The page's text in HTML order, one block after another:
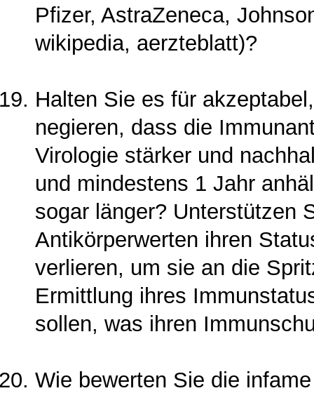
Pfizer, AstraZeneca,
wikipedia, aerzteblatt)?
Halten Sie es für
negieren, dass die
Virologie stärker und
und mindestens 1 Jahr
sogar länger? Unterstützen
Antikörperwerten ihren
verlieren, um sie an die
Ermittlung ihres
sollen, was ihren
Wie bewerten Sie die